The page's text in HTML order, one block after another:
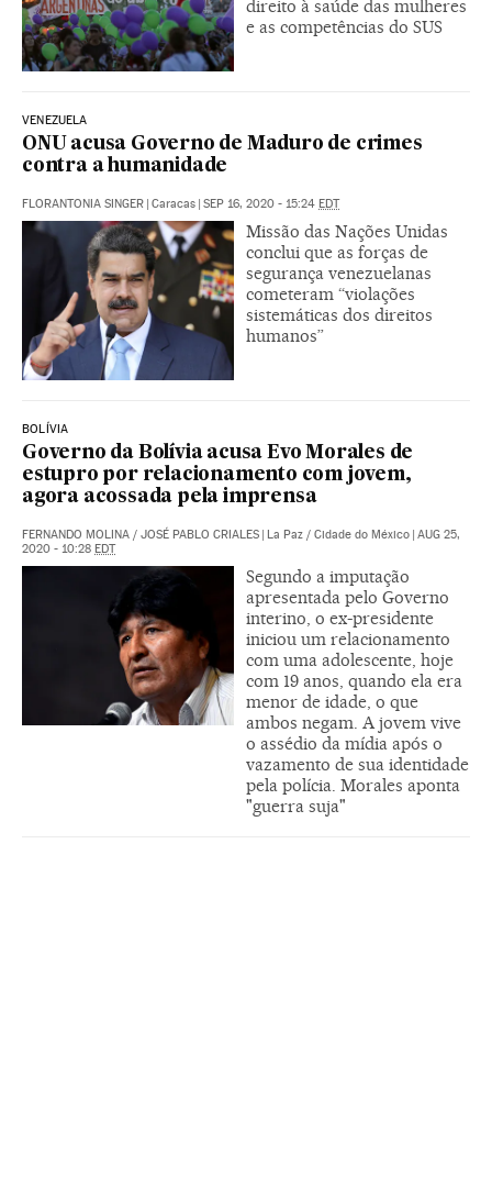
direito à saúde das mulheres
e as competências do SUS
VENEZUELA
ONU acusa Governo de Maduro de crimes
contra a humanidade
FLORANTONIA SINGER | Caracas | SEP 16, 2020 - 15:24 EDT
Missão das Nações Unidas
conclui que as forças de
segurança venezuelanas
cometeram “violações
sistemáticas dos direitos
humanos”
BOLÍVIA
Governo da Bolívia acusa Evo Morales de
estupro por relacionamento com jovem,
agora acossada pela imprensa
FERNANDO MOLINA / JOSÉ PABLO CRIALES | La Paz / Cidade do México | AUG 25,
2020 - 10:28 EDT
Segundo a imputação
apresentada pelo Governo
interino, o ex-presidente
iniciou um relacionamento
com uma adolescente, hoje
com 19 anos, quando ela era
menor de idade, o que
ambos negam. A jovem vive
o assédio da mídia após o
vazamento de sua identidade
pela polícia. Morales aponta
"guerra suja"